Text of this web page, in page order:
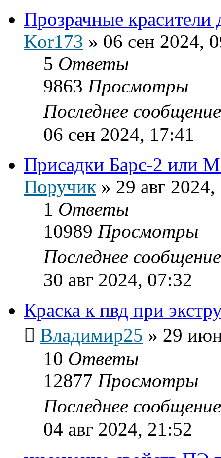
Прозрачные
Kor173 » 06 сен 2024,
5 Ответы
9863 Просмотры
Последнее
06 сен 2024, 17:41
Присадки Барс-2 или
Поручик » 29 авг
1 Ответы
10989 Просмотры
Последнее
30 авг 2024, 07:32
Краска к пвд при
Владимир25 » 29
10 Ответы
12877 Просмотры
Последнее
04 авг 2024, 21:52